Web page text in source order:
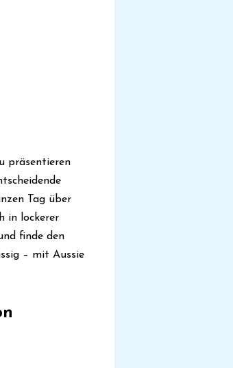
präsentieren
Tag über
in lockerer
finde den
– mit Aussie